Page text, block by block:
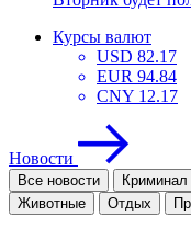
Курсы валют
USD 82.17
EUR 94.84
CNY 12.17
Новости
Все новости Криминал
Животные
Отдых